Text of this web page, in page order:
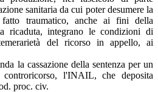
sanitaria da cui poter desumere la
traumatico, anche ai fini della
ricaduta, integrano le condizioni di
del ricorso in appello, ai
la cassazione della sentenza per un
l'INAIL, che deposita
proc. civ.